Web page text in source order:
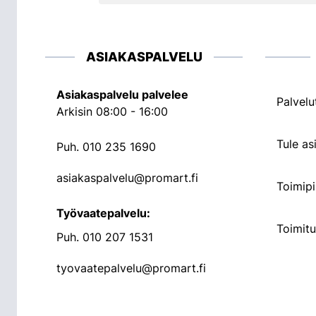
ASIAKASPALVELU
Asiakaspalvelu palvelee
Arkisin 08:00 - 16:00
Puh. 010 235 1690
asiakaspalvelu@promart.fi
Työvaatepalvelu:
Puh. 010 207 1531
tyovaatepalvelu@promart.fi
Tule